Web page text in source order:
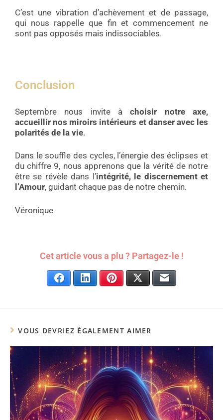
C’est une vibration d’achèvement et de passage,
qui nous rappelle que fin et commencement ne
sont pas opposés mais indissociables.
Conclusion
Septembre nous invite àchoisir notre axe,
accueillir nos miroirs intérieurs et danser avec les
polarités de la vie.
Dans le souffle des cycles, l’énergie des éclipses et
du chiffre 9, nous apprenons que la vérité de notre
être se révèle dans l’intégrité, le discernement et
l’Amour, guidant chaque pas de notre chemin.
Véronique
Cet article vous a plu ? Partagez-le !
Facebook LinkedIn Pinterest
VOUS DEVRIEZ ÉGALEMENT AIMER